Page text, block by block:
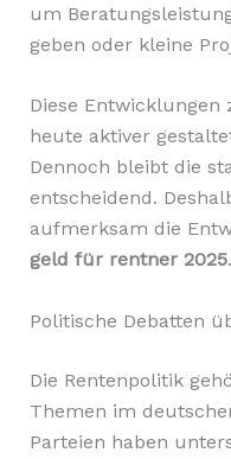
um
geben oder kleine
Diese Entwicklungen
heute aktiver
Dennoch bleibt die
entscheidend.
aufmerksam die
geld für rentner 2025.
Politische Debatten
Die Rentenpolitik
Themen im
Parteien haben